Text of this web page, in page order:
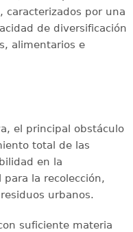
caracterizados por una
de diversificación
alimentarios e
el principal obstáculo
total de las
en la
la recolección,
urbanos.
suficiente materia